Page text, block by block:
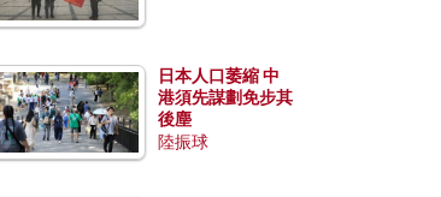
日本人口萎縮 中
港須先謀劃免步其
後塵
陸振球